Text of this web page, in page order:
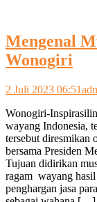
Mengenal
Wonogiri
2 Juli 2023 06:51
Wonogiri-
wayang Indonesia,
tersebut diresmikan
bersama Presiden
Tujuan didirikan
ragam wayang
penghargan jasa